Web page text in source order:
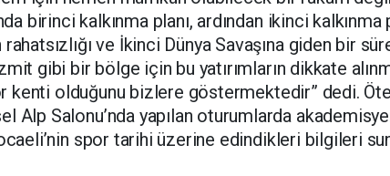
birinci kalkınma planı, ardından ikinci
ve İkinci Dünya Savaşına giden bir
gibi bir bölge için bu yatırımların dikkate
kenti olduğunu bizlere göstermektedir” dedi. Öte
Alp Salonu’nda yapılan oturumlarda
spor tarihi üzerine edindikleri bilgileri